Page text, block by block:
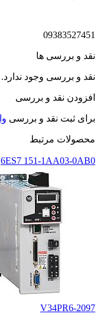
09383527451
نقد و بررسی ها
نقد و بررسی وجود ندارد.
افزودن نقد و بررسی
برای ثبت نقد و بررسی
محصولات مرتبط
6ES7 151-1AA03-0AB0
2097-V34PR6